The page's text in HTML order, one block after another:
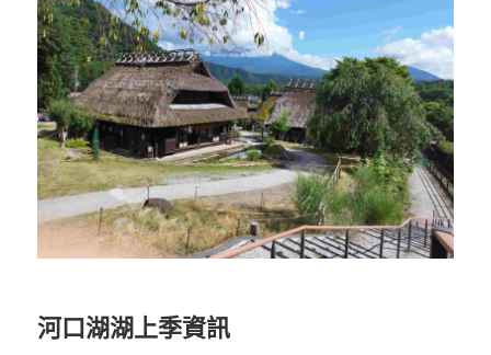
河口湖湖上季資訊